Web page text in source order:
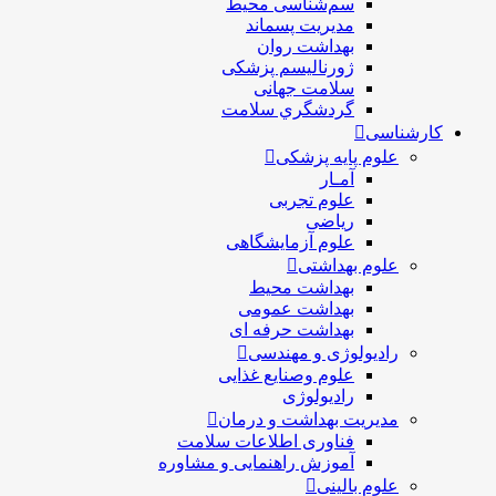
مدیریت پسماند
بهداشت روان
ژورنالیسم پزشکی
سلامت جهانی
گردشگري سلامت
کارشناسی
علوم پایه پزشکی
آمـار
علوم تجربی
ریاضی
علوم آزمایشگاهی
علوم بهداشتی
بهداشت محیط
بهداشت عمومی
بهداشت حرفه ای
رادیولوژی و مهندسی
علوم وصنایع غذایی
رادیولوژی
مدیریت بهداشت و درمان
فناوری اطلاعات سلامت
آموزش راهنمایی و مشاوره
علوم بالینی